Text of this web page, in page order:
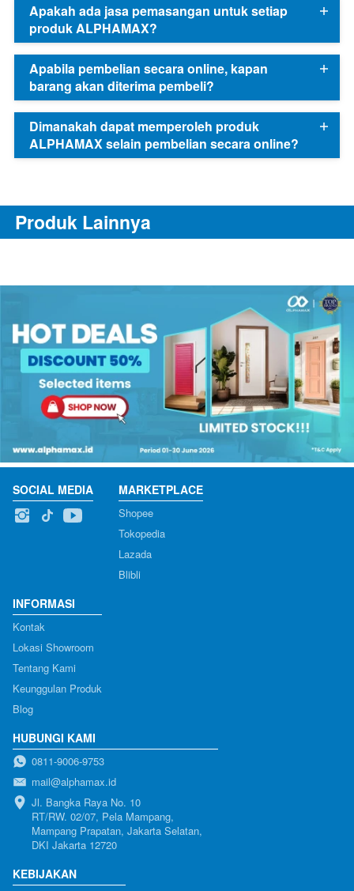
Apakah ada jasa pemasangan untuk setiap
produk ALPHAMAX?
Apabila pembelian secara online, kapan
barang akan diterima pembeli?
Dimanakah dapat memperoleh produk
ALPHAMAX selain pembelian secara online?
Produk Lainnya
SOCIAL MEDIA MARKETPLACE
Shopee
Tokopedia
Lazada
Blibli
INFORMASI
Kontak
Lokasi Showroom
Tentang Kami
Keunggulan Produk
Blog
HUBUNGI KAMI
0811-9006-9753
mail@alphamax.id
Jl. Bangka Raya No. 10
RT/RW. 02/07, Pela Mampang,
Mampang Prapatan, Jakarta Selatan,
DKI Jakarta 12720
KEBIJAKAN